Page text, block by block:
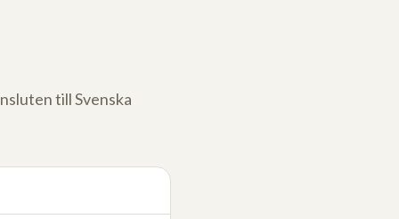
till Svenska